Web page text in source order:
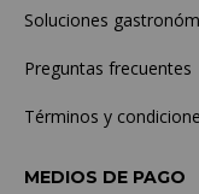
Soluciones
Preguntas frecuentes
Términos y
MEDIOS DE PAGO